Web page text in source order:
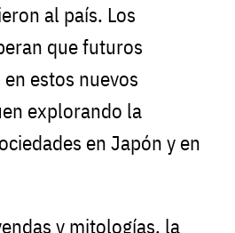
al país. Los
que futuros
estos nuevos
explorando la
en Japón y en
y mitologías, la